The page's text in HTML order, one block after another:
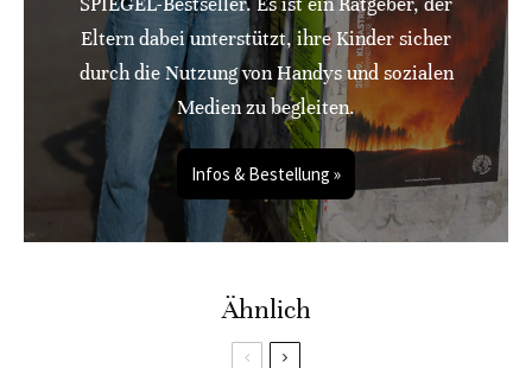
Eltern dabei unterstützt, ihre Kinder sicher
durch die Nutzung von Handys und sozialen
Medien zu begleiten.
Infos & Bestellung »
Ähnlich